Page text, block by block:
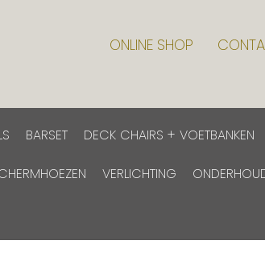
ONLINE SHOP
BARSET DECK CHAIRS + VOETBANKEN
VERLICHTING